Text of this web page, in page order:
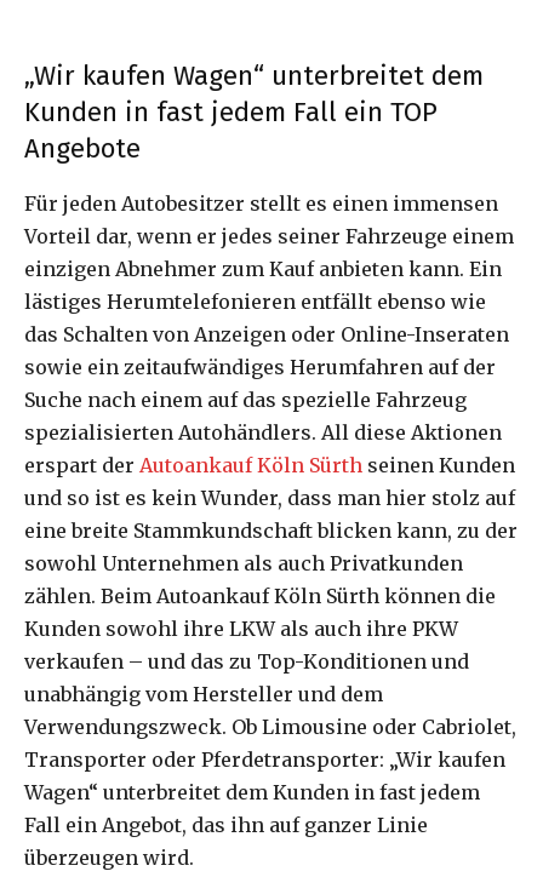
„Wir kaufen Wagen“ unterbreitet dem
Kunden in fast jedem Fall ein TOP
Angebote
Für jeden Autobesitzer stellt es einen immensen
Vorteil dar, wenn er jedes seiner Fahrzeuge einem
einzigen Abnehmer zum Kauf anbieten kann. Ein
lästiges Herumtelefonieren entfällt ebenso wie
das Schalten von Anzeigen oder Online-Inseraten
sowie ein zeitaufwändiges Herumfahren auf der
Suche nach einem auf das spezielle Fahrzeug
spezialisierten Autohändlers. All diese Aktionen
erspart der Autoankauf Köln Sürth seinen Kunden
und so ist es kein Wunder, dass man hier stolz auf
eine breite Stammkundschaft blicken kann, zu der
sowohl Unternehmen als auch Privatkunden
zählen. Beim Autoankauf Köln Sürth können die
Kunden sowohl ihre LKW als auch ihre PKW
verkaufen – und das zu Top-Konditionen und
unabhängig vom Hersteller und dem
Verwendungszweck. Ob Limousine oder Cabriolet,
Transporter oder Pferdetransporter: „Wir kaufen
Wagen“ unterbreitet dem Kunden in fast jedem
Fall ein Angebot, das ihn auf ganzer Linie
überzeugen wird.